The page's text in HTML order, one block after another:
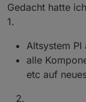
Gedacht hatte
1.
Altsystem
alle
etc auf